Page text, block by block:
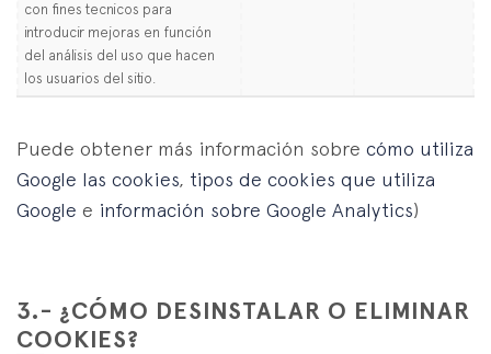
con fines tecnicos para
introducir mejoras en función
del análisis del uso que hacen
los usuarios del sitio.
Puede obtener más información sobre cómo utiliza
Google las cookies, tipos de cookies que utiliza
Google e información sobre Google Analytics)
3.- ¿CÓMO DESINSTALAR O ELIMINAR
COOKIES?